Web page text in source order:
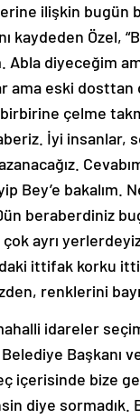
ilişkin bugün
kaydeden
Abla diyeceğim
ama eski
çelme
İyi insanlar,
Bey’e bakalım.
beraberdiniz
çok ayrı
ittifak korku
renklerini
idareler
Başkanı
içerisinde bize
diye sormadık.